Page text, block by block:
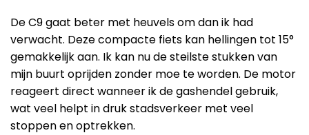
De C9 gaat beter met heuvels om dan ik had
verwacht. Deze compacte fiets kan hellingen tot 15°
gemakkelijk aan. Ik kan nu de steilste stukken van
mijn buurt oprijden zonder moe te worden. De motor
reageert direct wanneer ik de gashendel gebruik,
wat veel helpt in druk stadsverkeer met veel
stoppen en optrekken.